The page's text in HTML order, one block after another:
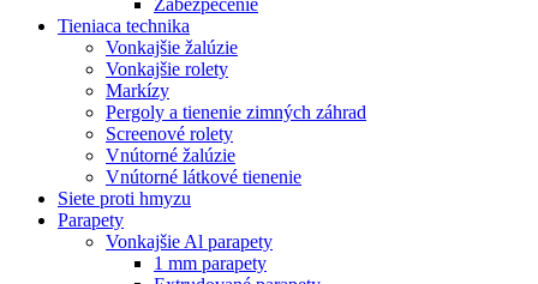
Zabezpečenie
Tieniaca technika
Vonkajšie žalúzie
Vonkajšie rolety
Markízy
Pergoly a tienenie zimných záhrad
Screenové rolety
Vnútorné žalúzie
Vnútorné látkové tienenie
Siete proti hmyzu
Parapety
Vonkajšie Al parapety
1 mm parapety